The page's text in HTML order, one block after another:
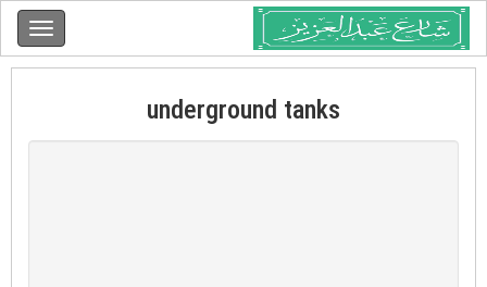
underground tanks